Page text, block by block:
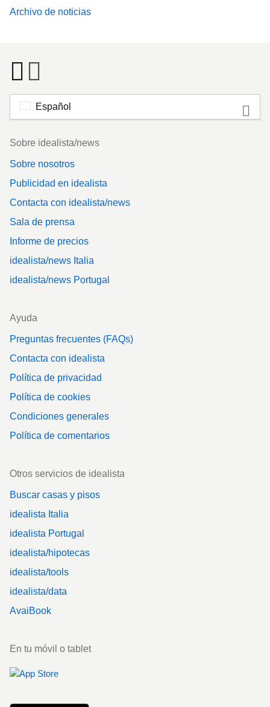
Archivo de noticias
Español
Footer
Sobre idealista/news
Sobre nosotros
Publicidad en idealista
Contacta con idealista/news
Sala de prensa
Informe de precios
idealista/news Italia
idealista/news Portugal
Ayuda
Preguntas frecuentes (FAQs)
Contacta con idealista
Política de privacidad
Política de cookies
Condiciones generales
Política de comentarios
Otros servicios de idealista
Buscar casas y pisos
idealista Italia
idealista Portugal
idealista/hipotecas
idealista/tools
idealista/data
AvaiBook
En tu móvil o tablet